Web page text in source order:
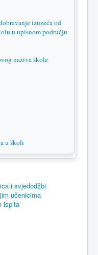
izuzeća od
u upisnom području
naziva škole
u školi
i svjedodžbi
učenicima
ispita